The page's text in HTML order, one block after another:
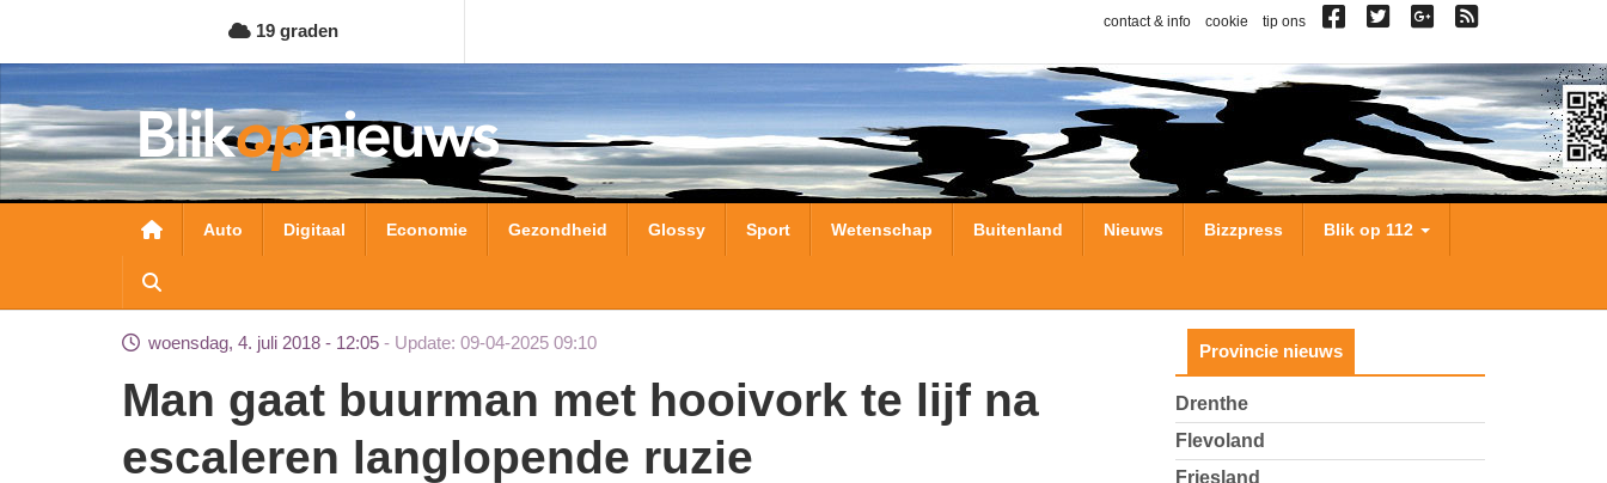
naar
de
inhoud
gaan
19 graden contact & info cookie tip ons
Hoofdnavigatie
Auto Digitaal Economie Gezondheid Glossy Sport Wetenschap Buitenland Nieuws Bizzpress Blik op 112
woensdag, 4. juli 2018 - 12:05 Update: 09-04-2025 09:10
Man gaat buurman met hooivork te lijf na
escaleren langlopende ruzie
Provincie nieuws
Drenthe
Flevoland
Friesland